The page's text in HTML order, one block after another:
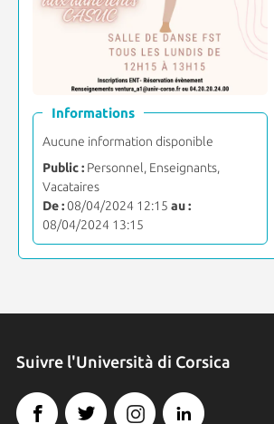
Informations
Aucune information disponible
Public :Personnel, Enseignants,
Vacataires
De :08/04/2024 12:15 au :
08/04/2024 13:15
Suivre l'Università di Corsica